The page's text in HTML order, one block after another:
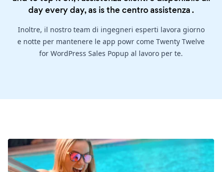
day every day, as is thecentro assistenza .
Inoltre, il nostro team di ingegneri esperti lavora giorno
e notte per mantenere le app powr come Twenty Twelve
for WordPress Sales Popup al lavoro per te.